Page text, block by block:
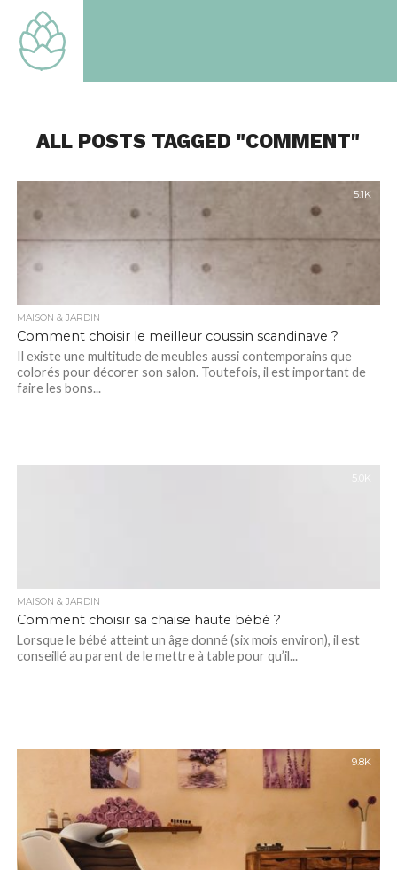
TOUT
SAVOIR
NOTRE
ALL POSTS TAGGED "COMMENT"
5.1K
MAISON & JARDIN
Comment choisir le meilleur coussin scandinave ?
Il existe une multitude de meubles aussi contemporains que
colorés pour décorer son salon. Toutefois, il est important de
faire les bons...
5.0K
MAISON & JARDIN
Comment choisir sa chaise haute bébé ?
Lorsque le bébé atteint un âge donné (six mois environ), il est
conseillé au parent de le mettre à table pour qu’il...
9.8K